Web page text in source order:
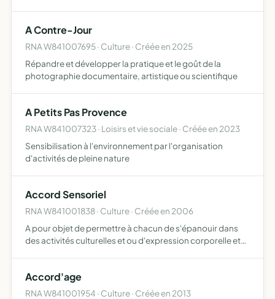
qu'…
A Contre-Jour
RNA W841007695 · Culture · Créée en 2025
Répandre et développer la pratique et le goût de la
photographie documentaire, artistique ou scientifique
A Petits Pas Provence
RNA W841007323 · Loisirs et vie sociale · Créée en 2023
Sensibilisation à l'environnement par l'organisation
d'activités de pleine nature
Accord Sensoriel
RNA W841001838 · Culture · Créée en 2006
A pour objet de permettre à chacun de s'épanouir dans
des activités culturelles et ou d'expression corporelle et
Accord'age
RNA W841001954 · Culture · Créée en 2013